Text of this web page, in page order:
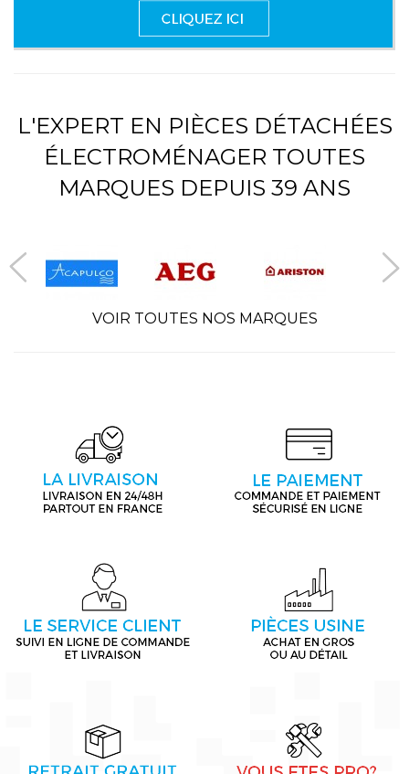
L'EXPERT EN PIÈCES DÉTACHÉES
ÉLECTROMÉNAGER TOUTES
MARQUES DEPUIS 39 ANS
VOIR TOUTES NOS MARQUES